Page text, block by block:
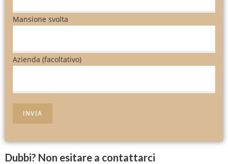
Mansione svolta
Azienda (facoltativo)
Dubbi? Non esitare a contattarci